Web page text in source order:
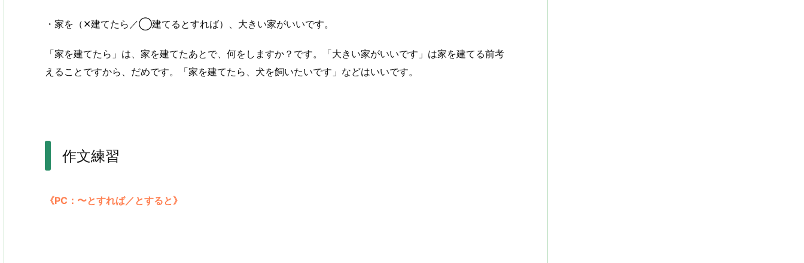
・家を（✕建てたら／◯建てるとすれば）、大きい家がいいです。
「家を建てたら」は、家を建てたあとで、何をしますか？です。「大きい家がいいです」は家を建てる前考
えることですから、だめです。「家を建てたら、犬を飼いたいです」などはいいです。
作文練習
《PC：〜とすれば／とすると》